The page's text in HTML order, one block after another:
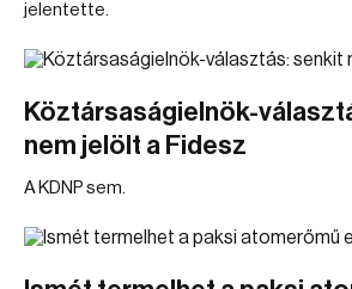
jelentette.
Köztársaságielnök-
nem jelölt a Fidesz
A KDNP sem.